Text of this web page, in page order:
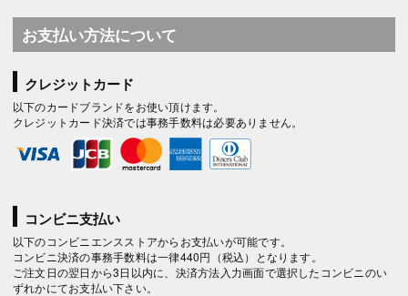
お支払い方法について
クレジットカード
以下のカードブランドをお使い頂けます。
クレジットカード決済では事務手数料は必要ありません。
コンビニ支払い
以下のコンビニエンスストアからお支払いが可能です。
コンビニ決済の事務手数料は一律440円（税込）となります。
ご注文日の翌日から3日以内に、決済方法入力画面で選択したコンビニのい
ずれかにてお支払い下さい。